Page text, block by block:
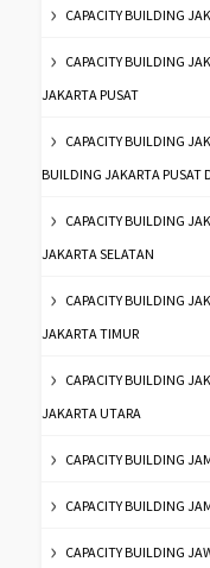
CAPACITY BUILDING
CAPACITY BUILDING
JAKARTA PUSAT
CAPACITY BUILDING
BUILDING JAKARTA PUSAT
CAPACITY BUILDING
JAKARTA SELATAN
CAPACITY BUILDING
JAKARTA TIMUR
CAPACITY BUILDING
JAKARTA UTARA
CAPACITY BUILDING
CAPACITY BUILDING
CAPACITY BUILDING